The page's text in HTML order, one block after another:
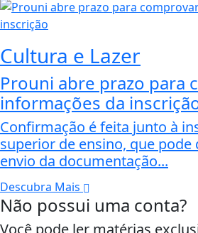
Cultura e Lazer
Prouni abre prazo para
informações da
Confirmação é feita junto à
superior de ensino, que pode
envio da documentação...
Descubra Mais
Não possui uma conta?
Você pode ler matérias